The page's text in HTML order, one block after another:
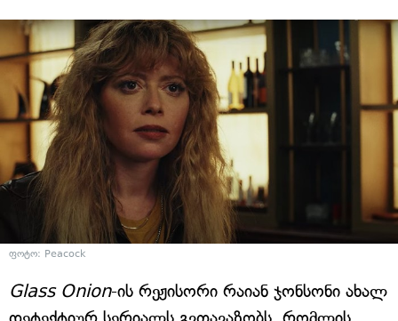
ფოტო: Peacock
Glass Onion-ის რეჟისორი რაიან ჯონსონი ახალ